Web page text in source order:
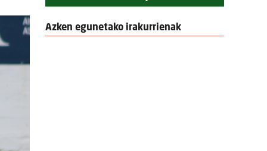
Azken egunetako irakurrienak